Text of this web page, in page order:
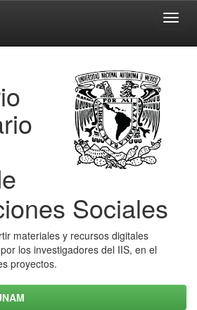
Sociales
materiales y recursos digitales
los investigadores del IIS, en el
proyectos.